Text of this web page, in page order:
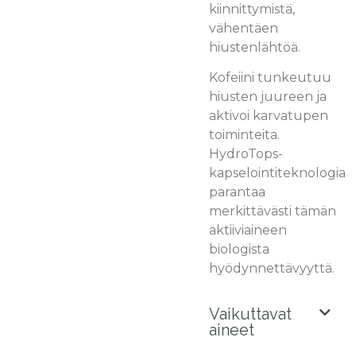
kiinnittymistä,
vähentäen
hiustenlähtöä.
Kofeiini tunkeutuu
hiusten juureen ja
aktivoi karvatupen
toiminteita.
HydroTops-
kapselointiteknologia
parantaa
merkittävästi tämän
aktiiviaineen
biologista
hyödynnettävyyttä.
Vaikuttavat
aineet